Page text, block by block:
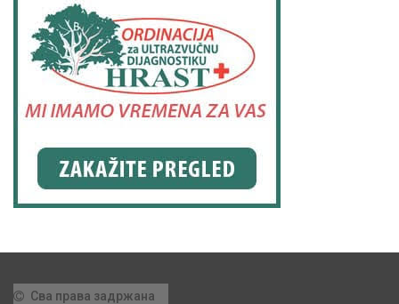
Сва права задржана